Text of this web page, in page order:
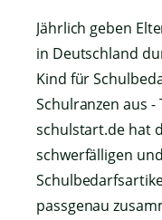
Jährlich geben
in Deutschland
Kind für
Schulranzen aus -
schulstart.de hat
schwerfälligen
passgenau